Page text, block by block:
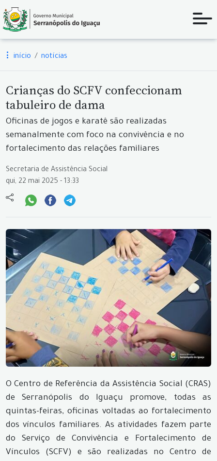
início notícias
Crianças do SCFV confeccionam
tabuleiro de dama
Oficinas de jogos e karatê são realizadas
semanalmente com foco na convivência e no
fortalecimento das relações familiares
Secretaria de Assistência Social
qui, 22 mai 2025 - 13:33
O Centro de Referência da Assistência Social (CRAS)
de Serranópolis do Iguaçu promove, todas as
quintas-feiras, oficinas voltadas ao fortalecimento
dos vínculos familiares. As atividades fazem parte
do Serviço de Convivência e Fortalecimento de
Vínculos (SCFV) e são realizadas no Centro de